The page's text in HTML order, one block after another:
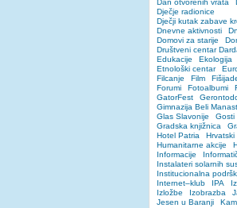
Dan otvorenih vrata
Dječje radionice
Dječji kutak zabave
Dnevne aktivnosti
Domovi za starije
Društveni centar
Edukacije
Ekologija
Etnološki centar
Filcanje
Film
Forumi
Fotoalbumi
GatorFest
Gimnazija Beli
Glas Slavonije
Gosti
Gradska knjižnica
Hotel Patria
Hrvatski
Humanitarne akcije
Informacije
Instalateri solarnih
Institucionalna
Internet–klub
IPA
Izložbe
Izobrazba
Jesen u Baranji